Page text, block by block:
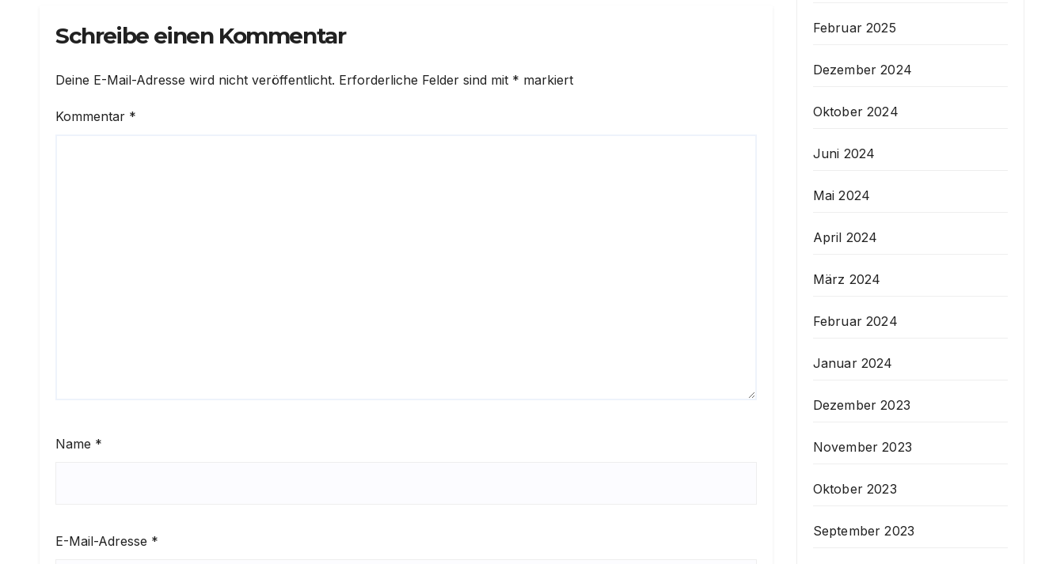
Schreibe einen Kommentar
Deine E-Mail-Adresse wird nicht veröffentlicht. Erforderliche Felder sind mit * markiert
Kommentar *
Name *
E-Mail-Adresse *
Februar 2025
Dezember 2024
Oktober 2024
Juni 2024
Mai 2024
April 2024
März 2024
Februar 2024
Januar 2024
Dezember 2023
November 2023
Oktober 2023
September 2023